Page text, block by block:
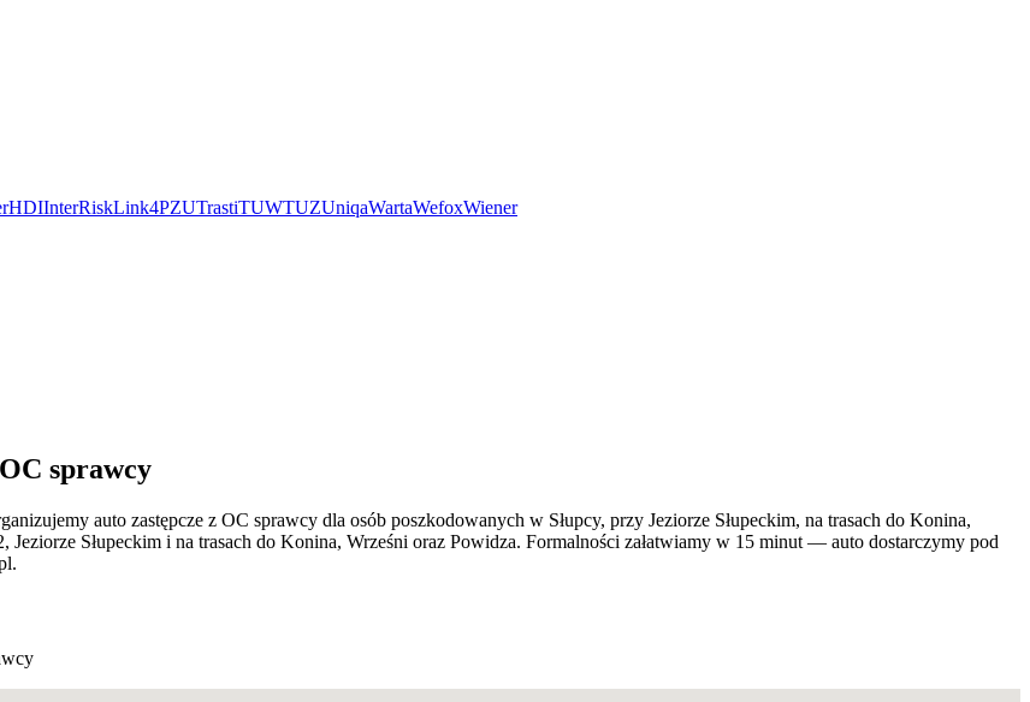
HDIInterRiskLink4PZUTrastiTUWTUZUniqaWartaWefoxWiener
sprawcy
auto zastępcze z OC sprawcy dla osób poszkodowanych w Słupcy, przy Jeziorze Słupeckim, na trasach do Konina,
Słupeckim i na trasach do Konina, Wrześni oraz Powidza. Formalności załatwiamy w 15 minut — auto dostarczymy pod